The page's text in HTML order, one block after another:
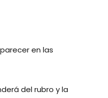
en las
del rubro y la